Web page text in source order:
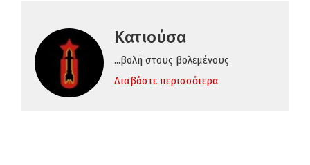
Κατιούσα
...βολή στους βολεμένους
Διαβάστε περισσότερα